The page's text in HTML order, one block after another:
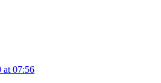
at 07:56